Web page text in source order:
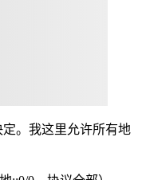
。我这里允许所有地